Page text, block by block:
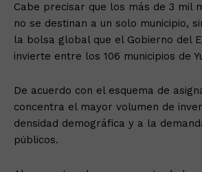
Cabe precisar que los más de 3 mil
no se destinan a un solo municipio,
la bolsa global que el Gobierno del
invierte entre los 106 municipios de
De acuerdo con el esquema de
concentra el mayor volumen de
densidad demográfica y a la
públicos.